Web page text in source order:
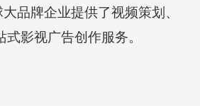
品牌企业提供了视频策划、
式影视广告创作服务。